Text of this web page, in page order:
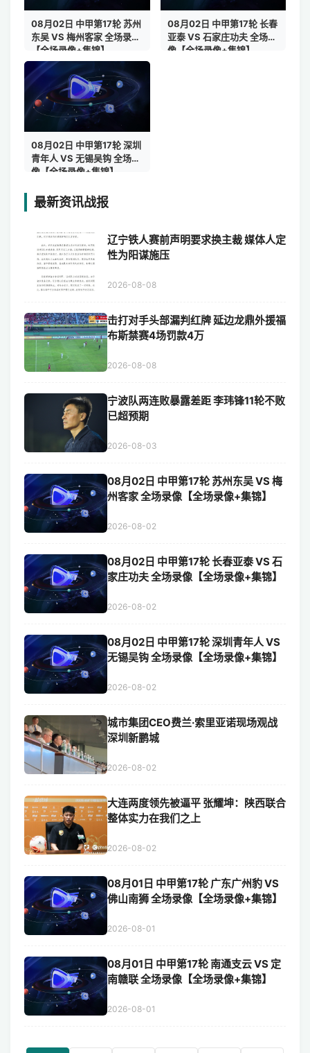
08月02日 中甲第17轮 苏州
东吴 VS 梅州客家 全场录像
【全场录像+集锦】
08月02日 中甲第17轮 长春
亚泰 VS 石家庄功夫 全场录
像【全场录像+集锦】
08月02日 中甲第17轮 深圳
青年人 VS 无锡吴钩 全场录
像【全场录像+集锦】
最新资讯战报
辽宁铁人赛前声明要求换主裁 媒体人定
性为阳谋施压
2026-08-08
击打对手头部漏判红牌 延边龙鼎外援福
布斯禁赛4场罚款4万
2026-08-08
宁波队两连败暴露差距 李玮锋11轮不败
已超预期
2026-08-03
08月02日 中甲第17轮 苏州东吴 VS 梅
州客家 全场录像【全场录像+集锦】
2026-08-02
08月02日 中甲第17轮 长春亚泰 VS 石
家庄功夫 全场录像【全场录像+集锦】
2026-08-02
08月02日 中甲第17轮 深圳青年人 VS
无锡吴钩 全场录像【全场录像+集锦】
2026-08-02
城市集团CEO费兰·索里亚诺现场观战
深圳新鹏城
2026-08-02
大连两度领先被逼平 张耀坤：陕西联合
整体实力在我们之上
2026-08-02
08月01日 中甲第17轮 广东广州豹 VS
佛山南狮 全场录像【全场录像+集锦】
2026-08-01
08月01日 中甲第17轮 南通支云 VS 定
南赣联 全场录像【全场录像+集锦】
2026-08-01